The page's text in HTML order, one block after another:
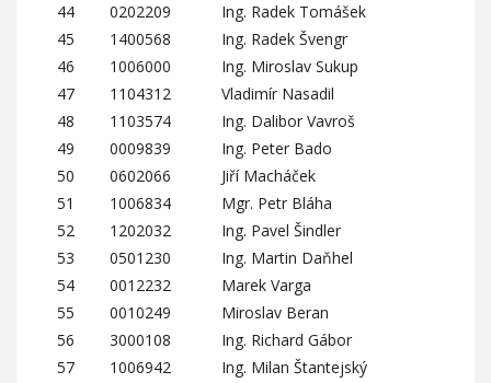
44
0202209
Ing. Radek Tomášek
45
1400568
Ing. Radek Švengr
46
1006000
Ing. Miroslav Sukup
47
1104312
Vladimír Nasadil
48
1103574
Ing. Dalibor Vavroš
49
0009839
Ing. Peter Bado
50
0602066
Jiří Macháček
51
1006834
Mgr. Petr Bláha
52
1202032
Ing. Pavel Šindler
53
0501230
Ing. Martin Daňhel
54
0012232
Marek Varga
55
0010249
Miroslav Beran
56
3000108
Ing. Richard Gábor
57
1006942
Ing. Milan Štantejský